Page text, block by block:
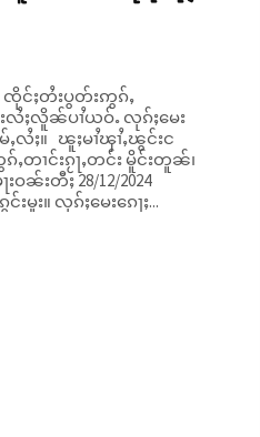
ၸိုင်ႈတႆးပွတ်းဢွၵ်ႇ
လႆႈလိူၼ်ပၢႆယဝ်ႉ လုၵ်ႈမေး
ႇၽွင်းင
တၢင်းၵႂႃႇတင်း မိူင်းတူၼ်၊
ဝၼ်းတီႈ 28/12/2024
း။ လုၵ်ႈမေးၵေႃႈ...